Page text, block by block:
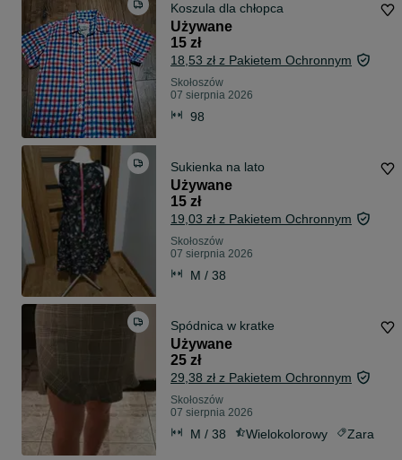
Koszula dla chłopca
Używane
15 zł
18,53 zł z Pakietem Ochronnym
Skołoszów
07 sierpnia 2026
98
Sukienka na lato
Używane
15 zł
19,03 zł z Pakietem Ochronnym
Skołoszów
07 sierpnia 2026
M / 38
Spódnica w kratke
Używane
25 zł
29,38 zł z Pakietem Ochronnym
Skołoszów
07 sierpnia 2026
M / 38 Wielokolorowy Zara